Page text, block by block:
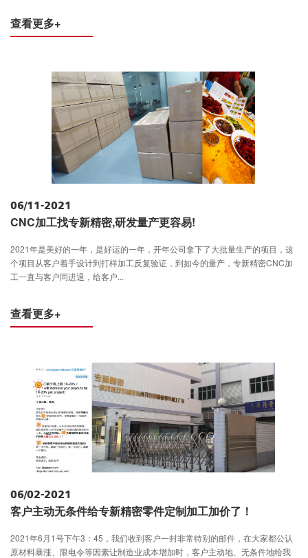
查看更多+
06/11-2021
CNC加工找专新精密,研发量产更容易!
2021年是美好的一年，是好运的一年，开年公司拿下了大批量生产的项目，这
个项目从客户着手设计到打样加工反复验证，到如今的量产，专新精密CNC加
工一直与客户同进退，给客户...
查看更多+
06/02-2021
客户主动无条件给专新精密零件定制加工加价了！
2021年6月1号下午3：45，我们收到客户一封非常特别的邮件，在大家都公认
原材料暴涨、限电令等因素让制造业成本增加时，客户主动地、无条件地给我